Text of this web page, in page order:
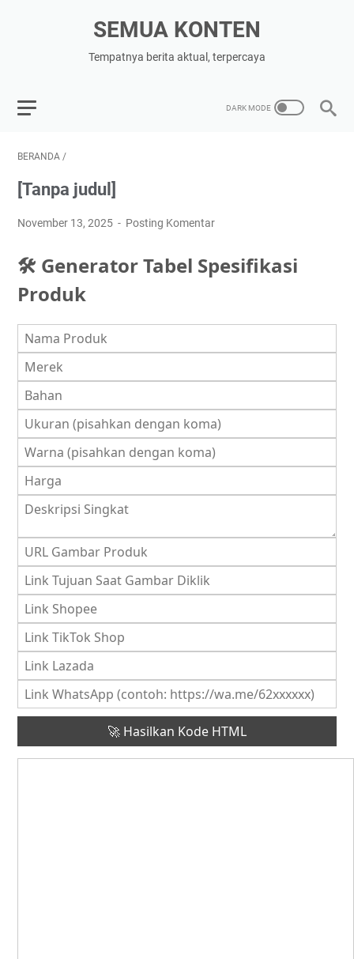
SEMUA KONTEN
Tempatnya berita aktual, terpercaya
BERANDA /
[Tanpa judul]
November 13, 2025 Posting Komentar
🛠 Generator Tabel Spesifikasi
Produk
🚀 Hasilkan Kode HTML